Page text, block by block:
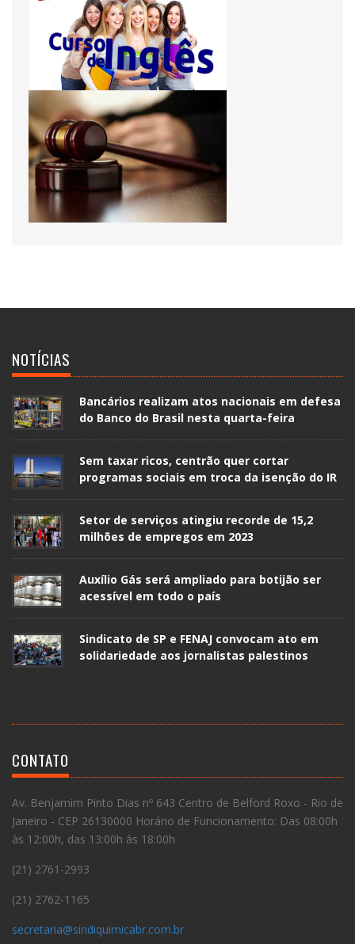
NOTÍCIAS
Bancários realizam atos nacionais em defesa
do Banco do Brasil nesta quarta-feira
Sem taxar ricos, centrão quer cortar
programas sociais em troca da isenção do IR
Setor de serviços atingiu recorde de 15,2
milhões de empregos em 2023
Auxílio Gás será ampliado para botijão ser
acessível em todo o país
Sindicato de SP e FENAJ convocam ato em
solidariedade aos jornalistas palestinos
CONTATO
Av. Benjamim Pinto Dias nº 643 Centro de Belford Roxo - Rio de
Janeiro - CEP 26130000 Horário de Funcionamento: Das 08:00h
às 12:00h, das 13:00h às 18:00h
(21) 2761-2993
(21) 2762-1165
secretaria@sindiquimicabr.com.br